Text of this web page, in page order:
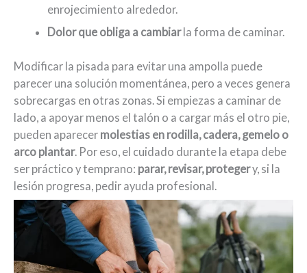
enrojecimiento alrededor.
Dolor que obliga a cambiarla forma de caminar.
Modificar la pisada para evitar una ampolla puede
parecer una solución momentánea, pero a veces genera
sobrecargas en otras zonas. Si empiezas a caminar de
lado, a apoyar menos el talón o a cargar más el otro pie,
pueden aparecer molestias en rodilla, cadera, gemelo o
arco plantar. Por eso, el cuidado durante la etapa debe
ser práctico y temprano: parar, revisar, protegery, si la
lesión progresa, pedir ayuda profesional.